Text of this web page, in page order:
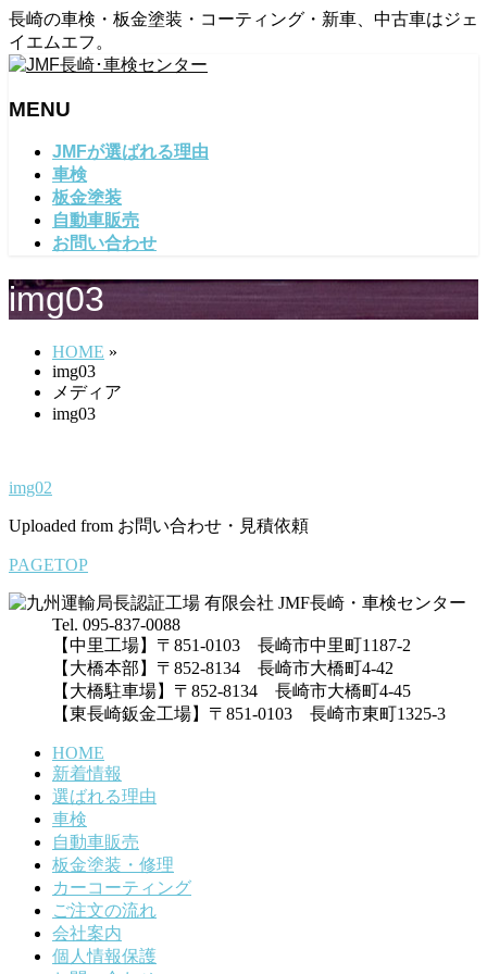
長崎の車検・板金塗装・コーティング・新車、中古車はジェ
イエムエフ。
MENU
ば
す
JMFが選ばれる理由
車検
板金塗装
自動車販売
お問い合わせ
img03
HOME »
img03
メディア
img03
img02
Uploaded from お問い合わせ・見積依頼
PAGETOP
Tel. 095-837-0088
【中里工場】〒851-0103 長崎市中里町1187-2
【大橋本部】〒852-8134 長崎市大橋町4-42
【大橋駐車場】〒852-8134 長崎市大橋町4-45
【東長崎鈑金工場】〒851-0103 長崎市東町1325-3
HOME
新着情報
選ばれる理由
車検
自動車販売
板金塗装・修理
カーコーティング
ご注文の流れ
会社案内
個人情報保護